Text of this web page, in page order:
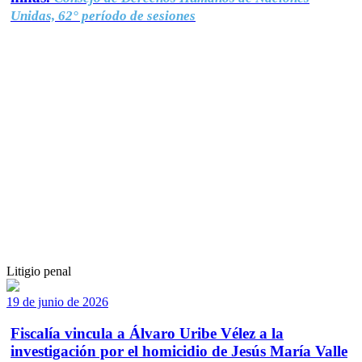
Unidas, 62° período de sesiones
Litigio penal
19 de junio de 2026
Fiscalía vincula a Álvaro Uribe Vélez a la
investigación por el homicidio de Jesús María Valle